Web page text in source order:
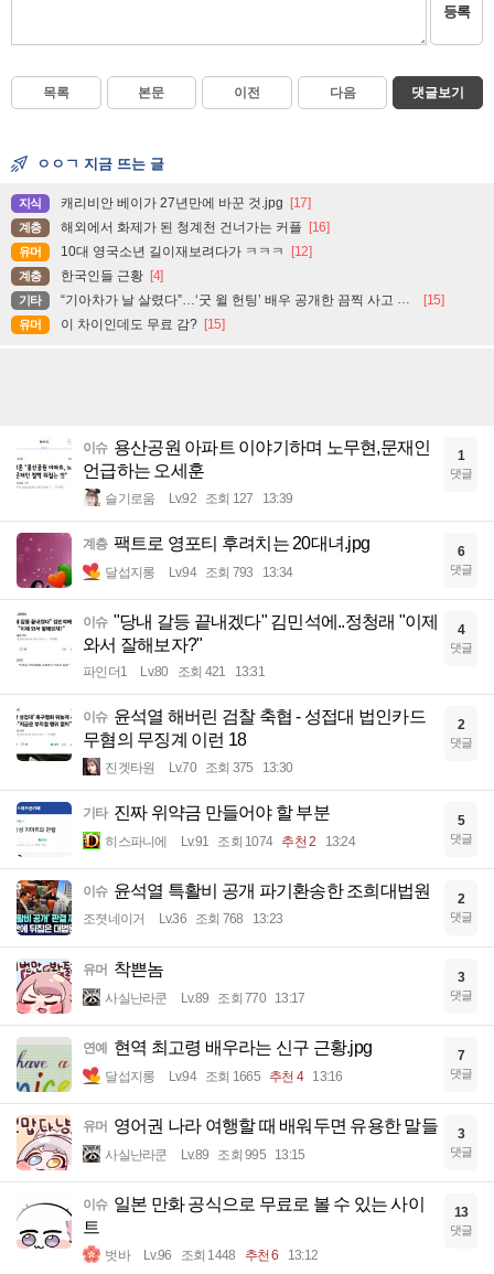
등록
목록 본문 이전 다음 댓글보기
ㅇㅇㄱ 지금 뜨는 글
지식 캐리비안 베이가 27년만에 바꾼 것.jpg [17]
계층 해외에서 화제가 된 청계천 건너가는 커플 [16]
유머 10대 영국소년 길이재보려다가 ㅋㅋㅋ [12]
계층 한국인들 근황 [4]
기타 “기아차가 날 살렸다”…‘굿 윌 헌팅’ 배우 공개한 끔찍 사고 현장 [15]
유머 이 차이인데도 무료 감? [15]
이슈 용산공원 아파트 이야기하며 노무현,문재인
언급하는 오세훈
슬기로움 Lv.92 조회 127 13:39
1
댓글
계층 팩트로 영포티 후려치는 20대녀.jpg
달섭지롱 Lv.94 조회 793 13:34
6
댓글
이슈 "당내 갈등 끝내겠다" 김민석에..정청래 "이제
와서 잘해보자?"
파인더1 Lv.80 조회 421 13:31
4
댓글
이슈 윤석열 해버린 검찰 축협 - 성접대 법인카드
무혐의 무징계 이런 18
진겟타원 Lv.70 조회 375 13:30
2
댓글
기타 진짜 위약금 만들어야 할 부분
히스파니에 Lv.91 조회 1074 추천 2 13:24
5
댓글
이슈 윤석열 특활비 공개 파기환송한 조희대법원
조졋네이거 Lv.36 조회 768 13:23
2
댓글
유머 착쁜놈
사실난라쿤 Lv.89 조회 770 13:17
3
댓글
연예 현역 최고령 배우라는 신구 근황.jpg
달섭지롱 Lv.94 조회 1665 추천 4 13:16
7
댓글
유머 영어권 나라 여행할 때 배워두면 유용한 말들
사실난라쿤 Lv.89 조회 995 13:15
3
댓글
이슈 일본 만화 공식으로 무료로 볼 수 있는 사이
트
벗바 Lv.96 조회 1448 추천 6 13:12
13
댓글